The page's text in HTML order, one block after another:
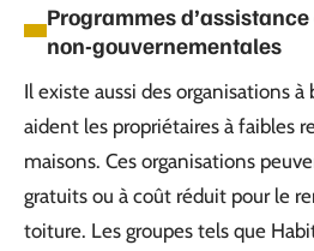
Programmes
non-gouvernementales
Il existe aussi des organisations
aident les propriétaires à faibles
maisons. Ces organisations
gratuits ou à coût réduit pour le
toiture. Les groupes tels que